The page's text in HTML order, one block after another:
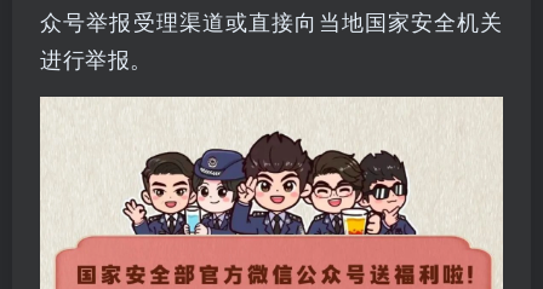
众号举报受理渠道或直接向当地国家安全机关
进行举报。